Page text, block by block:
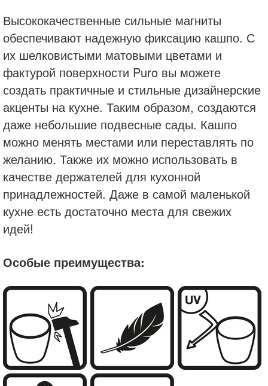
Высококачественные сильные магниты
обеспечивают надежную фиксацию кашпо. С
их шелковистыми матовыми цветами и
фактурой поверхности Puro вы можете
создать практичные и стильные дизайнерские
акценты на кухне. Таким образом, создаются
даже небольшие подвесные сады. Кашпо
можно менять местами или переставлять по
желанию. Также их можно использовать в
качестве держателей для кухонной
принадлежностей. Даже в самой маленькой
кухне есть достаточно места для свежих
идей!
Особые преимущества: